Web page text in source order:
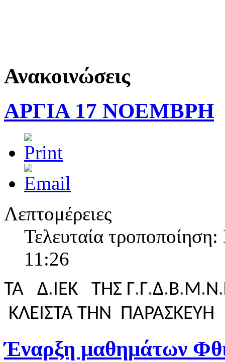
Ημέρα κατά του καπνίσματος
Στις 31 Μαίου ο Δήμος Πρέβεζας σε συνεργασία με το Γενικό
Ανακοινώσεις
ΑΡΓΙΑ 17 ΝΟΕΜΒΡΗ
Λεπτομέρειες
Τελευταία
11:26
ΤΑ Δ.ΙΕΚ ΤΗΣ Γ.Γ.Δ.Β.Μ.Ν.
ΚΛΕΙΣΤΑ ΤΗΝ ΠΑΡΑΣΚΕΥΗ
Έναρξη μαθημάτων